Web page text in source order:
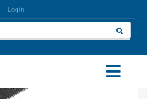
Login